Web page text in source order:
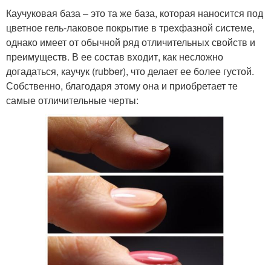
Каучуковая база – это та же база, которая наносится под
цветное гель-лаковое покрытие в трехфазной системе,
однако имеет от обычной ряд отличительных свойств и
преимуществ. В ее состав входит, как несложно
догадаться, каучук (rubber), что делает ее более густой.
Собственно, благодаря этому она и приобретает те
самые отличительные черты: